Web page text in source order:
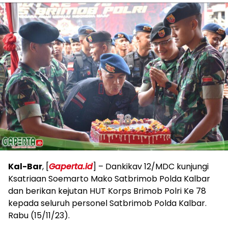
Kal-Bar, [Gaperta.id] – Dankikav 12/MDC kunjungi
Ksatriaan Soemarto Mako Satbrimob Polda Kalbar
dan berikan kejutan HUT Korps Brimob Polri Ke 78
kepada seluruh personel Satbrimob Polda Kalbar.
Rabu (15/11/23).